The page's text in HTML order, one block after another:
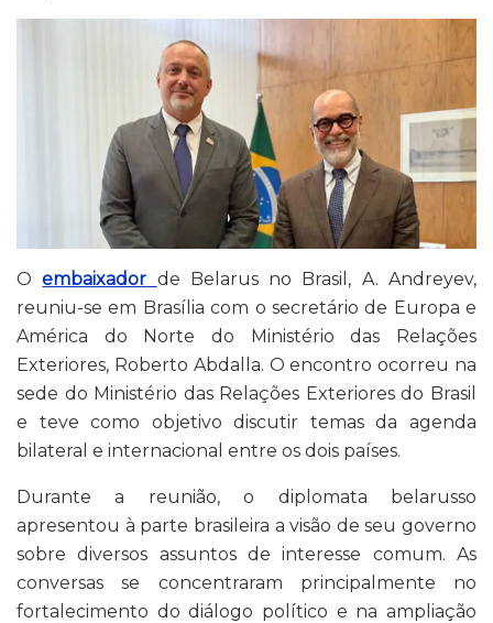
Oembaixador de Belarus no Brasil, A. Andreyev,
reuniu-se em Brasília com o secretário de Europa e
América do Norte do Ministério das Relações
Exteriores, Roberto Abdalla. O encontro ocorreu na
sede do Ministério das Relações Exteriores do Brasil
e teve como objetivo discutir temas da agenda
bilateral e internacional entre os dois países.
Durante a reunião, o diplomata belarusso
apresentou à parte brasileira a visão de seu governo
sobre diversos assuntos de interesse comum. As
conversas se concentraram principalmente no
fortalecimento do diálogo político e na ampliação